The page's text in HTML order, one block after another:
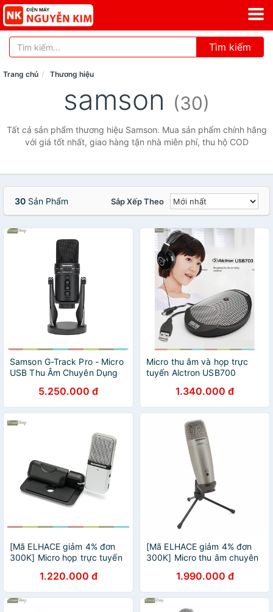
Tìm kiếm
Trang chủ Thương hiệu
samson (30)
Tất cả sản phẩm thương hiệu Samson. Mua sản phẩm chính hãng
với giá tốt nhất, giao hàng tận nhà miễn phí, thu hộ COD
30 Sản Phẩm Sắp Xếp Theo
Samson G-Track Pro - Micro
USB Thu Âm Chuyên Dụng
Youtuber Chuyên Nghiệp
5.250.000 đ
Micro thu âm và họp trực
tuyến Alctron USB700
1.340.000 đ
[Mã ELHACE giảm 4% đơn
300K] Micro họp trực tuyến
1.220.000 đ
[Mã ELHACE giảm 4% đơn
300K] Micro thu âm chuyên
1.990.000 đ